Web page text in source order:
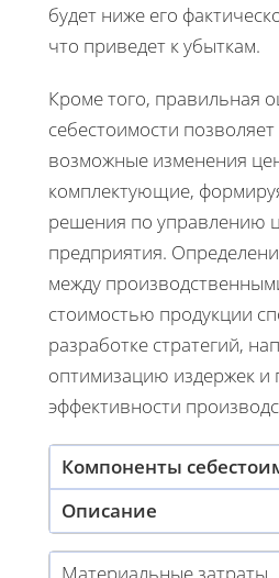
будет ниже его
что приведет к убыткам.
Кроме того, правильная
себестоимости позволяет
возможные изменения
комплектующие,
решения по управлению
предприятия.
между
стоимостью продукции
разработке стратегий,
оптимизацию издержек
эффективности
Компоненты
Описание
Материальные затраты